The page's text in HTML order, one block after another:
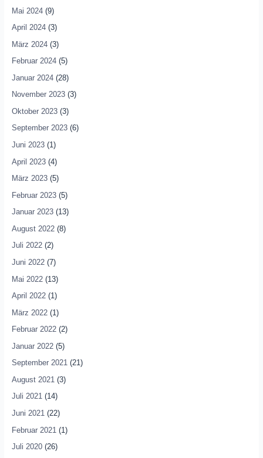
Mai 2024(9)
April 2024(3)
März 2024(3)
Februar 2024(5)
Januar 2024(28)
November 2023(3)
Oktober 2023(3)
September 2023(6)
Juni 2023(1)
April 2023(4)
März 2023(5)
Februar 2023(5)
Januar 2023(13)
August 2022(8)
Juli 2022(2)
Juni 2022(7)
Mai 2022(13)
April 2022(1)
März 2022(1)
Februar 2022(2)
Januar 2022(5)
September 2021(21)
August 2021 (3)
Juli 2021(14)
Juni 2021(22)
Februar 2021 (1)
Juli 2020(26)